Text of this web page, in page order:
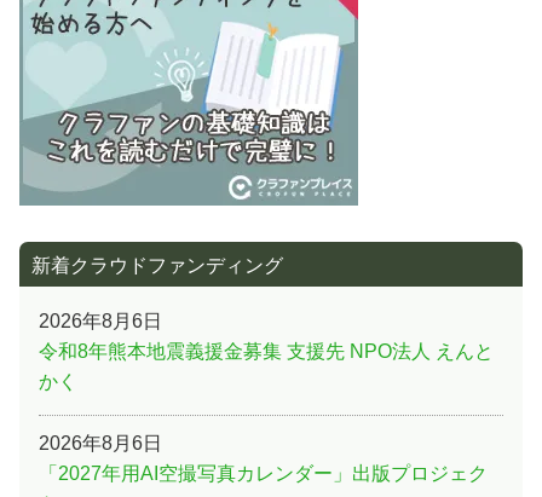
ョ
ン
新着クラウドファンディング
2026年8月6日
令和8年熊本地震義援金募集 支援先 NPO法人 えんと
かく
2026年8月6日
「2027年用AI空撮写真カレンダー」出版プロジェク